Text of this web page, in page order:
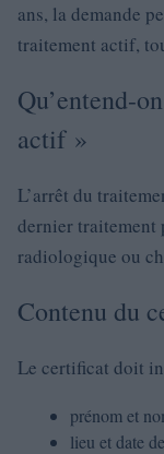
ans, la demande
traitement actif,
Qu’entend-
actif »
L’arrêt du
dernier traitement
radiologique ou
Contenu du
Le certificat doit
prénom et
lieu et date